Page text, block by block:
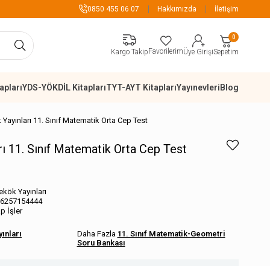
899 TL Üzeri Alışverişlerde
0850 455 06 07 Hakkımızda İletişim
Kargo TakipFavorilerimÜye GirişiSepetim
0
YDS-YÖKDİL KitaplarıTYT-AYT KitaplarıYayınevleriBlog
11. Sınıf Matematik Orta Cep Test
11. Sınıf Matematik Orta Cep Test
Yayınları
İşler
11. Sınıf Matematik-Geometri
Soru Bankası